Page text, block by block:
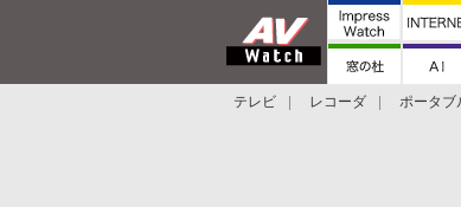
テレビ レコーダ ポータブ